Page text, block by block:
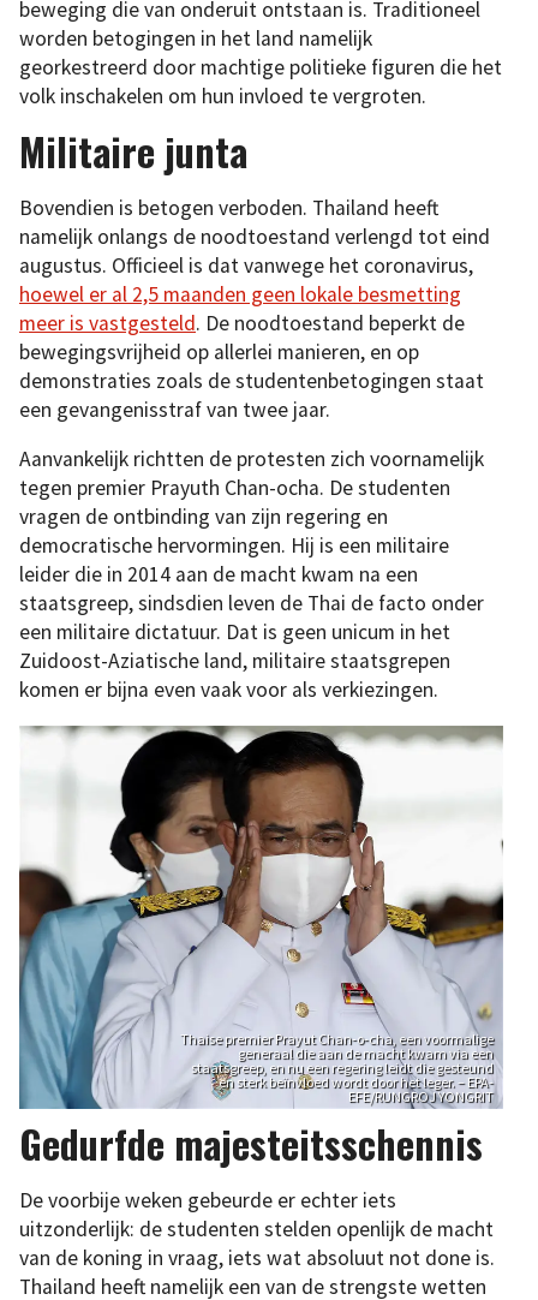
beweging die van onderuit ontstaan is. Traditioneel
worden betogingen in het land namelijk
georkestreerd door machtige politieke figuren die het
volk inschakelen om hun invloed te vergroten.
Militaire junta
Bovendien is betogen verboden. Thailand heeft
namelijk onlangs de noodtoestand verlengd tot eind
augustus. Officieel is dat vanwege het coronavirus,
hoewel er al 2,5 maanden geen lokale besmetting
meer is vastgesteld. De noodtoestand beperkt de
bewegingsvrijheid op allerlei manieren, en op
demonstraties zoals de studentenbetogingen staat
een gevangenisstraf van twee jaar.
Aanvankelijk richtten de protesten zich voornamelijk
tegen premier Prayuth Chan-ocha. De studenten
vragen de ontbinding van zijn regering en
democratische hervormingen. Hij is een militaire
leider die in 2014 aan de macht kwam na een
staatsgreep, sindsdien leven de Thai de facto onder
een militaire dictatuur. Dat is geen unicum in het
Zuidoost-Aziatische land, militaire staatsgrepen
komen er bijna even vaak voor als verkiezingen.
Thaise premier Prayut Chan-o-cha, een voormalige
generaal die aan de macht kwam via een
staatsgreep, en nu een regering leidt die gesteund
en sterk beïnvloed wordt door het leger. – EPA-
EFE/RUNGROJ YONGRIT
Gedurfde majesteitsschennis
De voorbije weken gebeurde er echter iets
uitzonderlijk: de studenten stelden openlijk de macht
van de koning in vraag, iets wat absoluut not done is.
Thailand heeft namelijk een van de strengste wetten